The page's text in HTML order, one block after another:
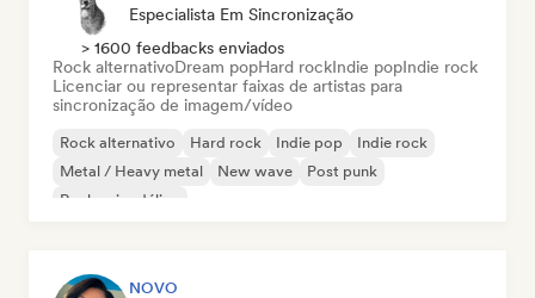
Especialista Em Sincronização
> 1600 feedbacks enviados
Rock alternativoDream popHard rockIndie popIndie rock
Licenciar ou representar faixas de artistas para
sincronização de imagem/vídeo
Rock alternativo Hard rock Indie pop
Indie rock
Metal / Heavy metal
New wave
Post punk
Rock psicodélico
NOVO